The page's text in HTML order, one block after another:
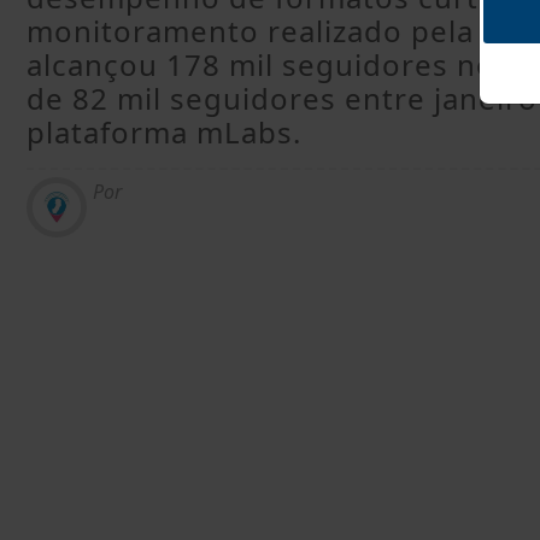
monitoramento realizado pela
alcançou 178 mil seguidores no
de 82 mil seguidores entre
plataforma mLabs.
Por